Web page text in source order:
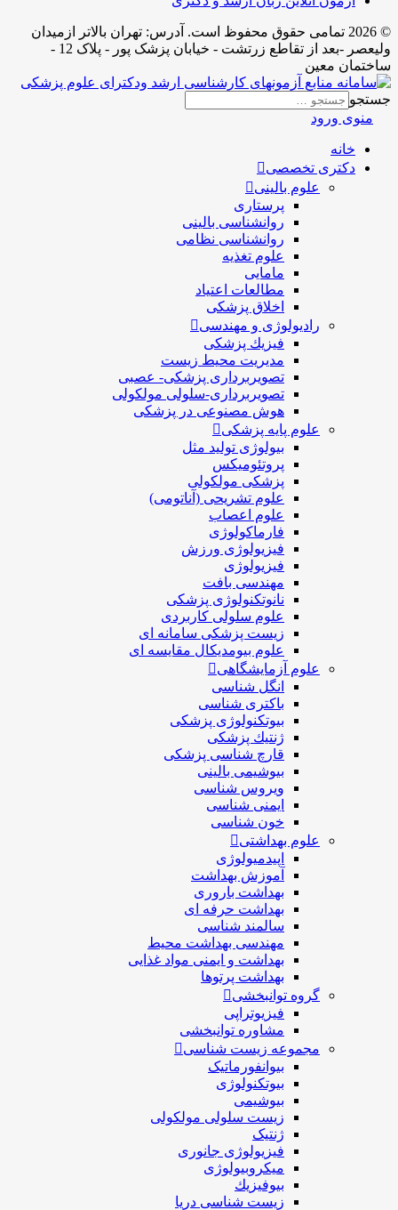
© 2026 تمامی حقوق محفوظ است. آدرس:‌ تهران بالاتر ازمیدان
ولیعصر -بعد از تقاطع زرتشت - خیابان پزشک پور - پلاک 12 -
ساختمان معین
جستجو
منوی ورود
خانه
دکتری تخصصی
علوم بالینی
پرستاری
روانشناسی بالینی
روانشناسی نظامی
علوم تغذیه
مامایی
مطالعات اعتیاد
اخلاق پزشکی
رادیولوژی و مهندسی
فيزيك پزشکی
مدیریت محیط زیست
تصویربرداری پزشکی- عصبی
تصویربرداری-سلولی مولکولی
هوش مصنوعی در پزشکی
علوم پایه پزشکی
بیولوژی تولید مثل
پروتئومیکس
پزشکی مولکولی
علوم تشریحی (آناتومی)
علوم اعصاب
فارماکولوژی
فیزیولوژی ورزش
فیزیولوژی
مهندسی بافت
نانوتکنولوژی پزشکی
علوم سلولی کاربردی
زیست پزشکی سامانه ای
علوم بیومدیکال مقایسه ای
علوم آزمایشگاهی
انگل شناسی
باکتری شناسی
بیوتکنولوژی پزشکی
ژنتيك پزشکی
قارچ شناسی پزشكی
بیوشیمی بالینی
ویروس شناسی
ایمنی شناسی
خون شناسی
علوم بهداشتی
اپیدمیولوژی
آموزش بهداشت
بهداشت باروری
بهداشت حرفه ای
سالمند شناسی
مهندسی بهداشت محيط
بهداشت و ایمنی مواد غذایی
بهداشت پرتوها
گروه توانبخشی
فیزیوتراپی
مشاوره توانبخشی
مجموعه زیست شناسی
بیوانفورماتیک
بیوتکنولوژی
بیوشیمی
زیست سلولی مولکولی
ژنتیک
فیزیولوژی جانوری
میکروبیولوژی
بيوفيزيك
زیست شناسی دریا